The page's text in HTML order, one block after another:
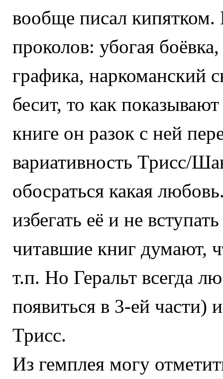
вообще писал кипятком.
проколов: убогая
графика, наркоманский
бесит, то как
книге он разок с ней
вариативность Трисс/
обосраться какая
избегать её и не
читавшие книг думают,
т.п. Но Геральт всегда
появиться в 3-ей части)
Трисс.
Из гемплея могу